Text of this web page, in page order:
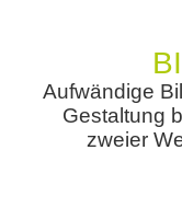
Aufwändige
Gestaltung
zweier